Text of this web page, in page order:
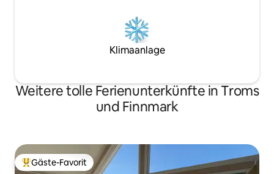
Klimaanlage
Weitere tolle Ferienunterkünfte in Troms
und Finnmark
Beliebter Gäste-Favorit.
Gäste-Favorit